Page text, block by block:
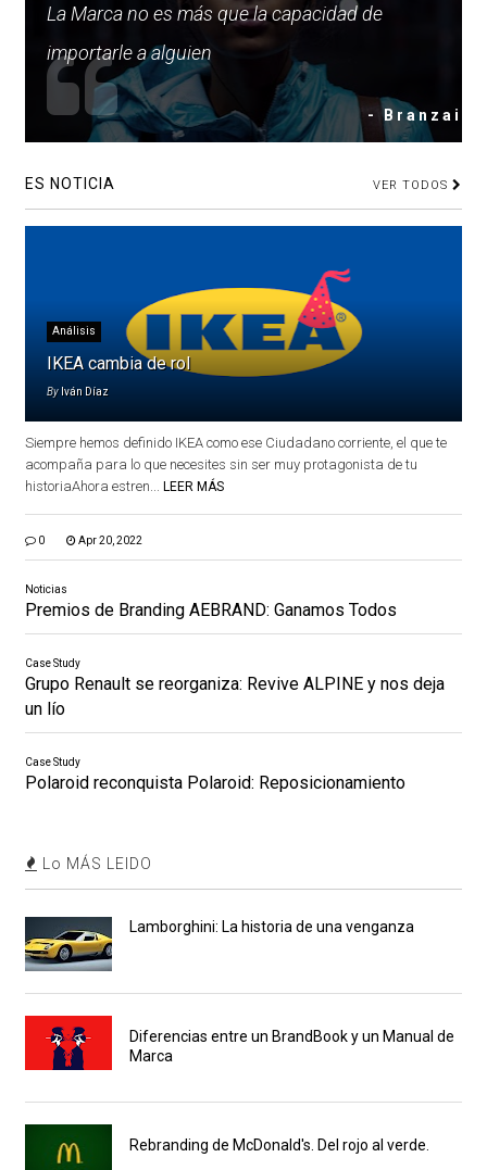
La Marca no es más que la capacidad de
importarle a alguien
- Branzai
ES NOTICIA VER TODOS
Análisis
IKEA cambia de rol
By Iván Díaz
Siempre hemos definido IKEA como ese Ciudadano corriente, el que te
acompaña para lo que necesites sin ser muy protagonista de tu
historiaAhora estren...
LEER MÁS
0 Apr 20, 2022
Noticias
Premios de Branding AEBRAND: Ganamos Todos
Case Study
Grupo Renault se reorganiza: Revive ALPINE y nos deja
un lío
Case Study
Polaroid reconquista Polaroid: Reposicionamiento
Lo MÁS LEIDO
Lamborghini: La historia de una venganza
Diferencias entre un BrandBook y un Manual de
Marca
Rebranding de McDonald's. Del rojo al verde.